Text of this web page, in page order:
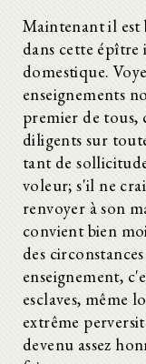
Maintenant il
dans cette
domestique.
enseignements
premier de tous,
diligents sur
tant de
voleur; s'il ne
renvoyer à son
convient bien
des
enseignement,
esclaves, même
extrême
devenu assez